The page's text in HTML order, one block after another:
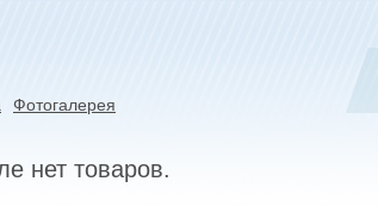
Фотогалерея
нет товаров.